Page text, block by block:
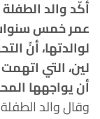
أكّد والد
عمر خمس
لوالدتها، أنّ
لين، التي
أن يواجهها
وقال والد